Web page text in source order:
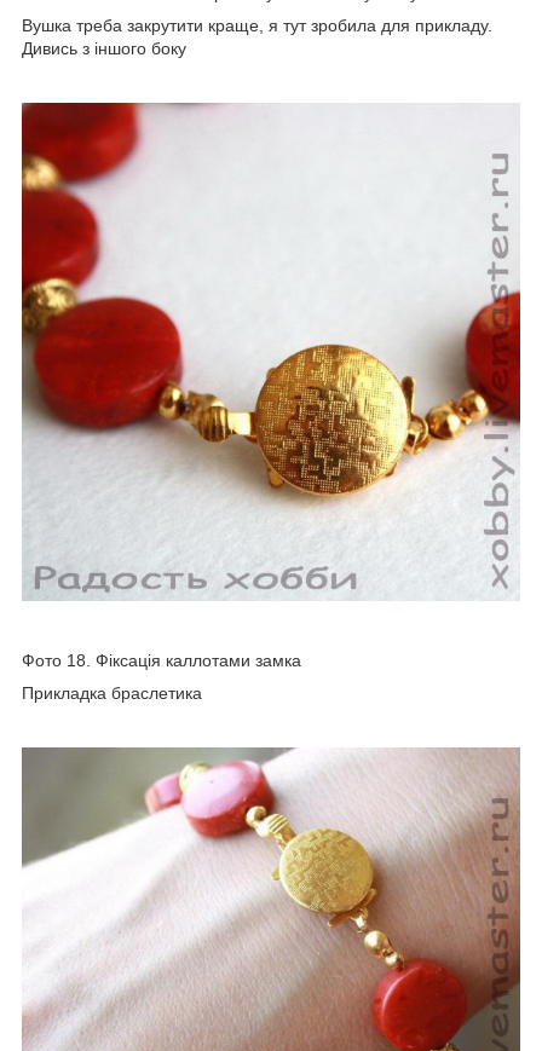
Вушка треба закрутити краще, я тут зробила для прикладу.
Дивись з іншого боку
Фото 18. Фіксація каллотами замка
Прикладка браслетика